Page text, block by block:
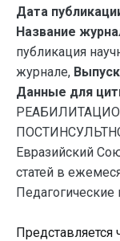
Дата
Название
публикация
журнале,
Данные для
Евразийский
статей в
Педагогические
Представляется